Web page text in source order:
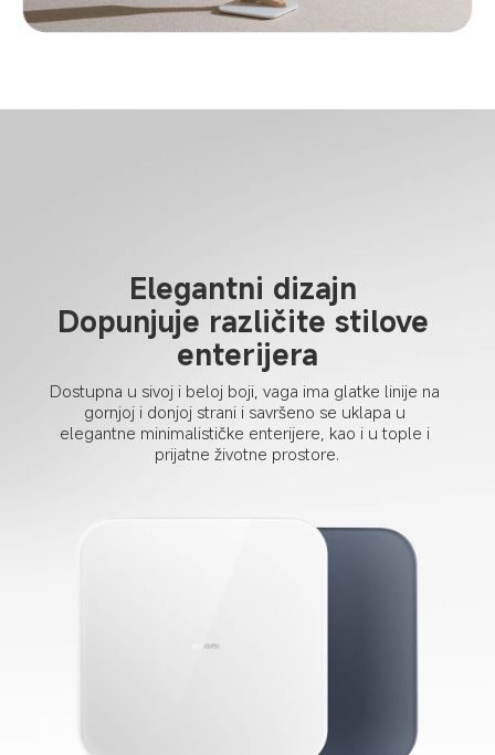
Elegantni dizajn
Dopunjuje različite stilove
enterijera
Dostupna u sivoj i beloj boji, vaga ima glatke linije na
gornjoj i donjoj strani i savršeno se uklapa u
elegantne minimalističke enterijere, kao i u tople i
prijatne životne prostore.